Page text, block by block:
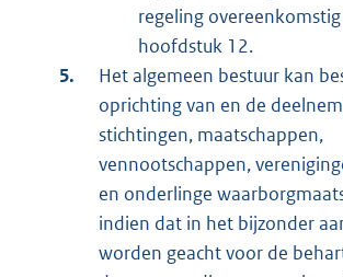
regeling
hoofdstuk 12.
Het algemeen bestuur kan
oprichting van en de
stichtingen, maatschappen,
vennootschappen,
en onderlinge
indien dat in het bijzonder
worden geacht voor de